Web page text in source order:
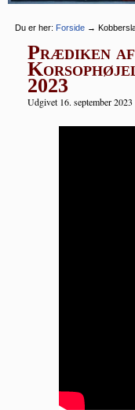
Du er her: Forside →
Prædiken
2023
Udgivet 16. september 2023